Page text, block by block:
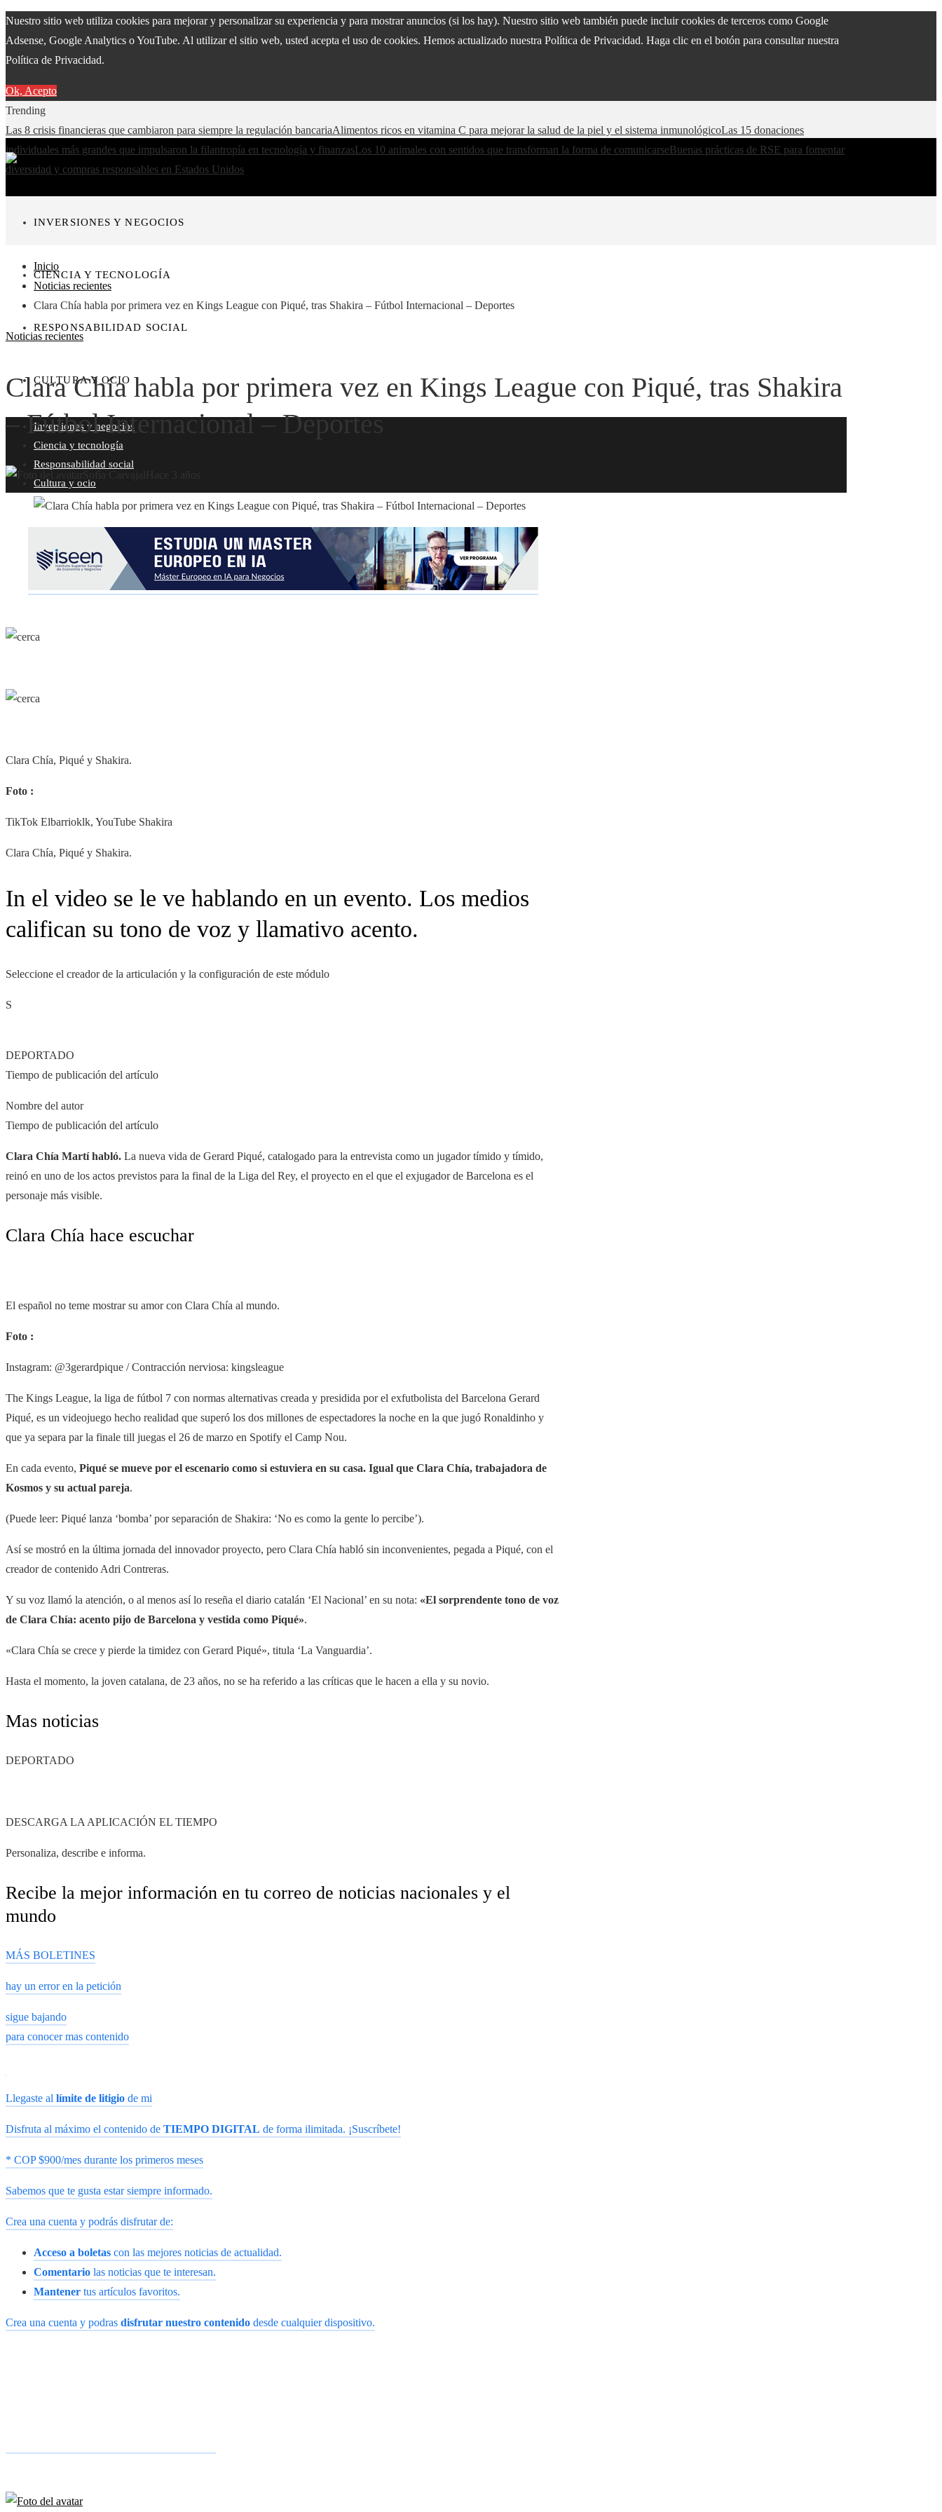
Nuestro sitio web utiliza cookies para mejorar y personalizar su experiencia y para mostrar anuncios (si los hay). Nuestro sitio web también puede incluir cookies de terceros como Google
Adsense, Google Analytics o YouTube. Al utilizar el sitio web, usted acepta el uso de cookies. Hemos actualizado nuestra Política de Privacidad. Haga clic en el botón para consultar nuestra
Política de Privacidad.
Ok, Acepto
Trending
Las 8 crisis financieras que cambiaron para siempre la regulación bancariaAlimentos ricos en vitamina C para mejorar la salud de la piel y el sistema inmunológicoLas 15 donaciones
individuales más grandes que impulsaron la filantropía en tecnología y finanzasLos 10 animales con sentidos que transforman la forma de comunicarseBuenas prácticas de RSE para fomentar
diversidad y compras responsables en Estados Unidos
INVERSIONES Y NEGOCIOS
CIENCIA Y TECNOLOGÍA
RESPONSABILIDAD SOCIAL
CULTURA Y OCIO
Inversiones y negocios
Ciencia y tecnología
Responsabilidad social
Cultura y ocio
Inicio
Noticias recientes
Clara Chía habla por primera vez en Kings League con Piqué, tras Shakira – Fútbol Internacional – Deportes
Noticias recientes
Clara Chía habla por primera vez en Kings League con Piqué, tras Shakira
– Fútbol Internacional – Deportes
Clara Chía, Piqué y Shakira.
Foto :
TikTok Elbarrioklk, YouTube Shakira
Clara Chía, Piqué y Shakira.
In el video se le ve hablando en un evento. Los medios
califican su tono de voz y llamativo acento.
Seleccione el creador de la articulación y la configuración de este módulo
S
DEPORTADO
Tiempo de publicación del artículo
Nombre del autor
Tiempo de publicación del artículo
Clara Chía Martí habló. La nueva vida de Gerard Piqué, catalogado para la entrevista como un jugador tímido y tímido,
reinó en uno de los actos previstos para la final de la Liga del Rey, el proyecto en el que el exjugador de Barcelona es el
personaje más visible.
Clara Chía hace escuchar
El español no teme mostrar su amor con Clara Chía al mundo.
Foto :
Instagram: @3gerardpique / Contracción nerviosa: kingsleague
The Kings League, la liga de fútbol 7 con normas alternativas creada y presidida por el exfutbolista del Barcelona Gerard
Piqué, es un videojuego hecho realidad que superó los dos millones de espectadores la noche en la que jugó Ronaldinho y
que ya separa par la finale till juegas el 26 de marzo en Spotify el Camp Nou.
En cada evento, Piqué se mueve por el escenario como si estuviera en su casa. Igual que Clara Chía, trabajadora de
Kosmos y su actual pareja.
(Puede leer: Piqué lanza ‘bomba’ por separación de Shakira: ‘No es como la gente lo percibe’).
Así se mostró en la última jornada del innovador proyecto, pero Clara Chía habló sin inconvenientes, pegada a Piqué, con el
creador de contenido Adri Contreras.
Y su voz llamó la atención, o al menos así lo reseña el diario catalán ‘El Nacional’ en su nota: «El sorprendente tono de voz
de Clara Chía: acento pijo de Barcelona y vestida como Piqué».
«Clara Chía se crece y pierde la timidez con Gerard Piqué», titula ‘La Vanguardia’.
Hasta el momento, la joven catalana, de 23 años, no se ha referido a las críticas que le hacen a ella y su novio.
Mas noticias
DEPORTADO
DESCARGA LA APLICACIÓN EL TIEMPO
Personaliza, describe e informa.
Recibe la mejor información en tu correo de noticias nacionales y el
mundo
MÁS BOLETINES
hay un error en la petición
sigue bajando
para conocer mas contenido
Llegaste al límite de litigio de mi
Disfruta al máximo el contenido de TIEMPO DIGITAL de forma ilimitada. ¡Suscríbete!
* COP $900/mes durante los primeros meses
Sabemos que te gusta estar siempre informado.
Crea una cuenta y podrás disfrutar de:
Acceso a boletas con las mejores noticias de actualidad.
Comentario las noticias que te interesan.
Mantener tus artículos favoritos.
Crea una cuenta y podras disfrutar nuestro contenido desde cualquier dispositivo.